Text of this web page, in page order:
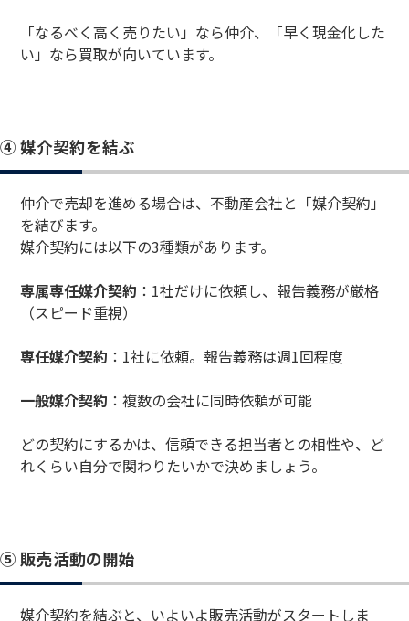
「なるべく高く売りたい」なら仲介、「早く現金化した
い」なら買取が向いています。
④ 媒介契約を結ぶ
仲介で売却を進める場合は、不動産会社と「媒介契約」
を結びます。
媒介契約には以下の3種類があります。
専属専任媒介契約 ：1社だけに依頼し、報告義務が厳格
（スピード重視）
専任媒介契約 ：1社に依頼。報告義務は週1回程度
一般媒介契約 ：複数の会社に同時依頼が可能
どの契約にするかは、信頼できる担当者との相性や、ど
れくらい自分で関わりたいかで決めましょう。
⑤ 販売活動の開始
媒介契約を結ぶと、いよいよ販売活動がスタートしま